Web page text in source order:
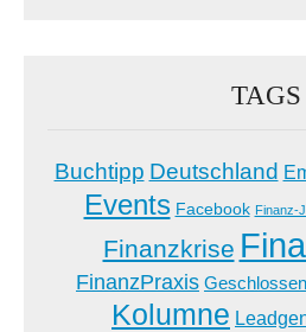
TAGS
Buchtipp Deutschland
Events Facebook Finanz-
Finanzkrise
FinanzPraxis
Kolumne